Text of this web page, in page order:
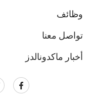
وظائف
تواصل معنا
أخبار ماكدونالدز